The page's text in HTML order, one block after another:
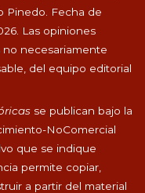
Pinedo. Fecha de
Las opiniones
no necesariamente
del equipo editorial
se publican bajo la
NoComercial
que se indique
permite copiar,
a partir del material